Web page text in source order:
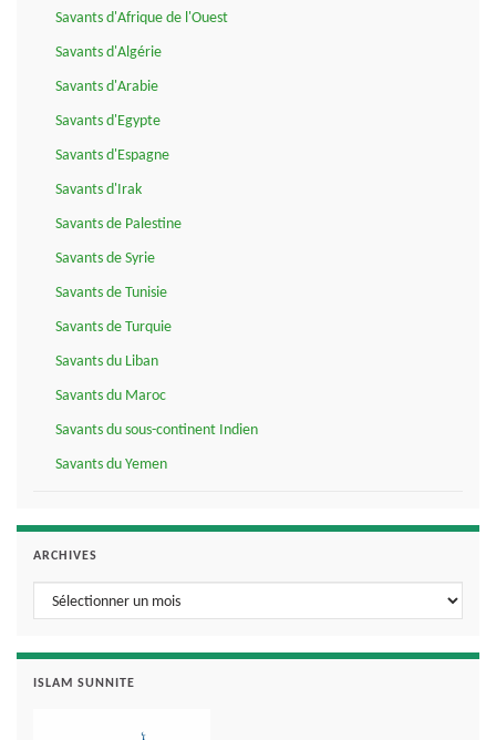
Savants d'Afrique de l'Ouest
Savants d'Algérie
Savants d'Arabie
Savants d'Egypte
Savants d'Espagne
Savants d'Irak
Savants de Palestine
Savants de Syrie
Savants de Tunisie
Savants de Turquie
Savants du Liban
Savants du Maroc
Savants du sous-continent Indien
Savants du Yemen
ARCHIVES
Archives
ISLAM SUNNITE